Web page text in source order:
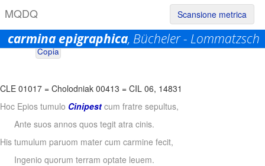
MQDQ Scansione metrica
carmina epigraphica, Bücheler - Lommatzsch
Permalink:https://www.mqdq.it/textsce/CE|ce|1017
Copia
CLE 01017 = Cholodniak 00413 = CIL 06, 14831
Hoc Epios tumulo Cinipest cum fratre sepultus,
Ante suos annos quos tegit atra cinis.
His tumulum paruom mater cum carmine fecit,
Ingenio quorum terram optate leuem.